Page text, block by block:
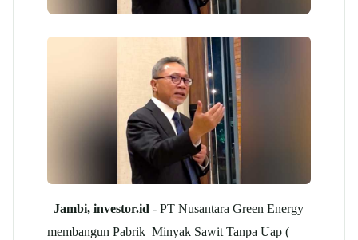
Jambi, investor.id - PT Nusantara Green Energy
membangun Pabrik Minyak Sawit Tanpa Uap (